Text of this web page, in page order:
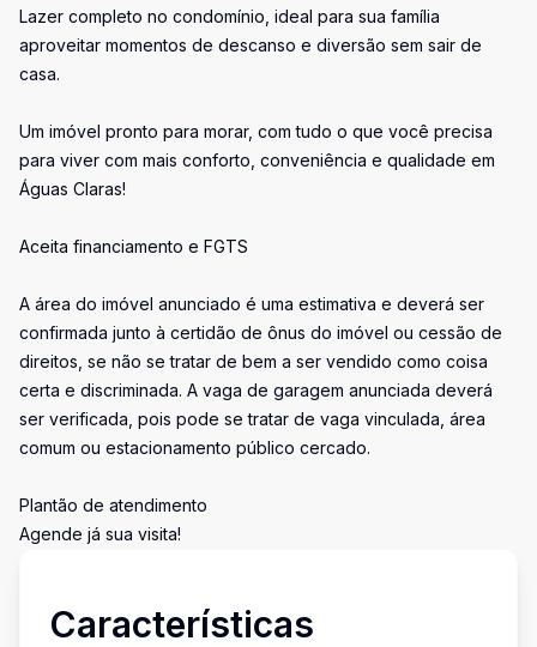
Lazer completo no condomínio, ideal para sua família
aproveitar momentos de descanso e diversão sem sair de
casa.
Um imóvel pronto para morar, com tudo o que você precisa
para viver com mais conforto, conveniência e qualidade em
Águas Claras!
Aceita financiamento e FGTS
A área do imóvel anunciado é uma estimativa e deverá ser
confirmada junto à certidão de ônus do imóvel ou cessão de
direitos, se não se tratar de bem a ser vendido como coisa
certa e discriminada. A vaga de garagem anunciada deverá
ser verificada, pois pode se tratar de vaga vinculada, área
comum ou estacionamento público cercado.
Plantão de atendimento
Agende já sua visita!
Características